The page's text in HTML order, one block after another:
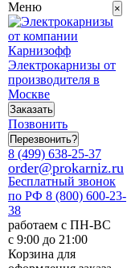
Меню
Электрокарнизы от
производителя в
Москве
Заказать
Позвонить
Перезвонить?
8 (499) 638-25-37
order@prokarniz.ru
Бесплатный звонок
по РФ 8 (800) 600-23-
38
работаем с ПН-ВС
с 9:00 до 21:00
Корзина для
×